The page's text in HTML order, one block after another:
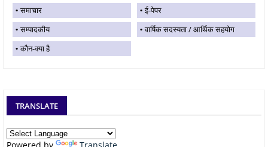
समाचार
ई-पेपर
सम्पादकीय
वार्षिक सदस्यता / आर्थिक सहयोग
कौन-क्या है
TRANSLATE